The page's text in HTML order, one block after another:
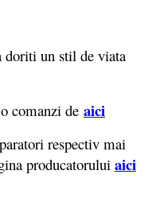
doriti un stil de viata
comanzi de aici
respectiv mai
producatorului aici